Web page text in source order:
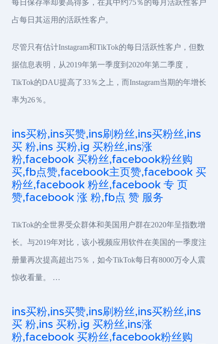
每日保存率却要高得多，在其中约75％的每月活跃性客户
占每日其运用的活跃性客户。
尽管只有估计Instagram和TikTok的每日活跃性客户，但数
据信息表明，从2019年第一季度到2020年第二季度，
TikTok的DAU提高了33％之上，而Instagram当期的年增长
率为26％。
ins买粉,ins买赞,ins刷粉丝,ins买粉丝,ins
买 粉,ins 买粉,ig 买粉丝,ins涨
粉,facebook 买粉丝,facebook粉丝购
买,fb点赞,facebook主页赞,facebook 买
粉丝,facebook 粉丝,facebook 专 页
赞,facebook 涨 粉,fb点 赞 服务
TikTok的全世界受众群体和美国用户群在2020年呈指数增
长。与2019年对比，该小视频应用软件在美国的一季度注
册量再次提高超出75％，如今TikTok每日有8000万令人震
惊收看量。 …
ins买粉,ins买赞,ins刷粉丝,ins买粉丝,ins
买 粉,ins 买粉,ig 买粉丝,ins涨
粉,facebook 买粉丝,facebook粉丝购